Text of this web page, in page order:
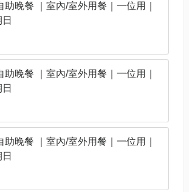
助晚餐 ｜室內/室外用餐｜一位用｜
助晚餐 ｜室內/室外用餐｜一位用｜
助晚餐 ｜室內/室外用餐｜一位用｜